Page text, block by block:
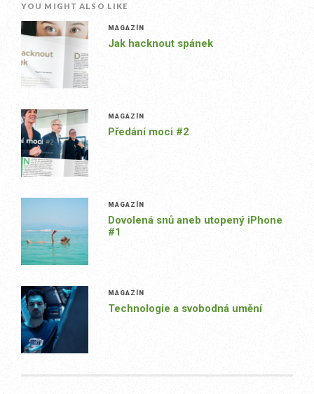
YOU MIGHT ALSO LIKE
MAGAZÍN
Jak hacknout spánek
MAGAZÍN
Předání moci #2
MAGAZÍN
Dovolená snů aneb utopený iPhone
#1
MAGAZÍN
Technologie a svobodná umění